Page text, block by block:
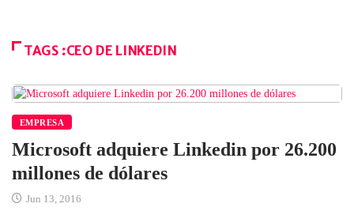
TAGS :CEO DE LINKEDIN
EMPRESA
Microsoft adquiere Linkedin por 26.200
millones de dólares
Jun 13, 2016